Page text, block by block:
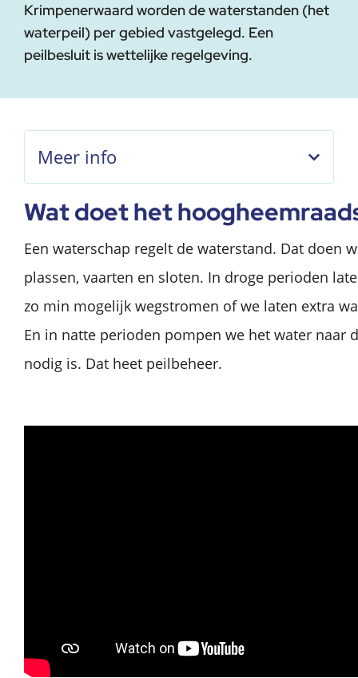
Krimpenerwaard worden de waterstanden (het
waterpeil) per gebied vastgelegd. Een
peilbesluit is wettelijke regelgeving.
Meer info
Wat doet het
Een waterschap regelt de waterstand. Dat doen
plassen, vaarten en sloten. In droge perioden
zo min mogelijk wegstromen of we laten extra
En in natte perioden pompen we het water naar
nodig is. Dat heet peilbeheer.